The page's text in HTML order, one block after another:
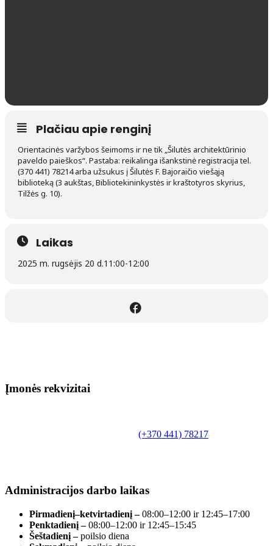
Plačiau apie renginį
Orientacinės varžybos šeimoms ir ne tik „Šilutės architektūrinio
paveldo paieškos“. Pastaba: reikalinga išankstinė registracija tel.
(370 441) 78214 arba užsukus į Šilutės F. Bajoraičio viešąją
biblioteką (3 aukštas, Bibliotekininkystės ir kraštotyros skyrius,
Tilžės g. 10).
Laikas
2025 m. rugsėjis 20 d.11:00-12:00
Įmonės rekvizitai
(+370 441) 78217
Administracijos darbo laikas
Pirmadienį–ketvirtadienį –08:00–12:00 ir 12:45–17:00
Penktadienį –08:00–12:00 ir 12:45–15:45
Šeštadienį –poilsio diena